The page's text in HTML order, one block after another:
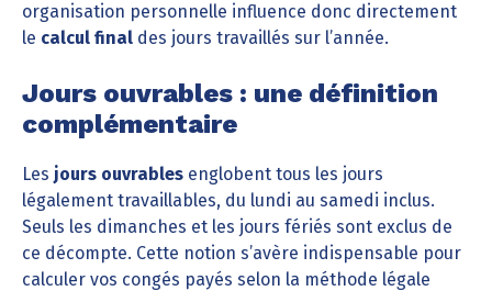
organisation personnelle influence donc directement
le calcul final des jours travaillés sur l’année.
Jours ouvrables : une définition
complémentaire
Les jours ouvrables englobent tous les jours
légalement travaillables, du lundi au samedi inclus.
Seuls les dimanches et les jours fériés sont exclus de
ce décompte. Cette notion s’avère indispensable pour
calculer vos congés payés selon la méthode légale